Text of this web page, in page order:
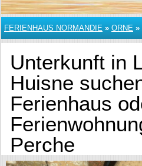
FERIENHAUS NORMANDIE » ORNE »
Unterkunft in
Huisne
Ferienhaus
Perche